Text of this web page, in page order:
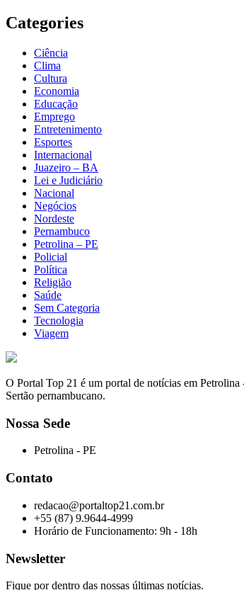
Categories
Ciência
Clima
Cultura
Economia
Educação
Emprego
Entretenimento
Esportes
Internacional
Juazeiro – BA
Lei e Judiciário
Nacional
Negócios
Nordeste
Pernambuco
Petrolina – PE
Policial
Política
Religião
Saúde
Sem Categoria
Tecnologia
Viagem
O Portal Top 21 é um portal de notícias em
Sertão pernambucano.
Nossa Sede
Petrolina - PE
Contato
redacao@portaltop21.com.br
+55 (87) 9.9644-4999
Horário de Funcionamento: 9h - 18h
Newsletter
Fique por dentro das nossas últimas notícias.